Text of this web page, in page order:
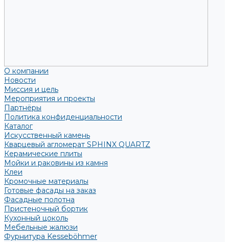
О компании
Новости
Миссия и цель
Мероприятия и проекты
Партнёры
Политика конфиденциальности
Каталог
Искусственный камень
Кварцевый агломерат SPHINX QUARTZ
Керамические плиты
Мойки и раковины из камня
Клеи
Кромочные материалы
Готовые фасады на заказ
Фасадные полотна
Пристеночный бортик
Кухонный цоколь
Мебельные жалюзи
Фурнитура Kesseböhmer